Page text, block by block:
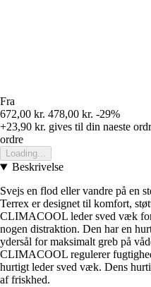
Fra
672,00 kr. 478,00 kr. -29%
+23,90 kr. gives til din naeste
ordre
Loading...
Beskrivelse
Svejs en flod eller vandre på en
Terrex er designet til komfort,
CLIMACOOL leder sved væk
nogen distraktion. Den har en
ydersål for maksimalt greb på
CLIMACOOL regulerer
hurtigt leder sved væk. Dens
af friskhed.